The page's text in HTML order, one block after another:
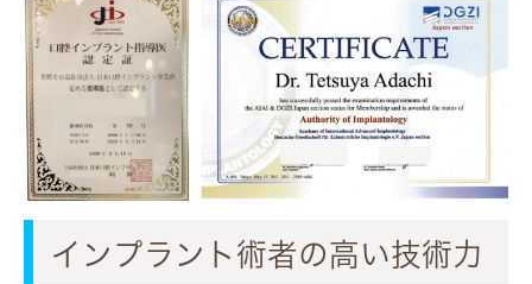
インプラント術者の高い技術力